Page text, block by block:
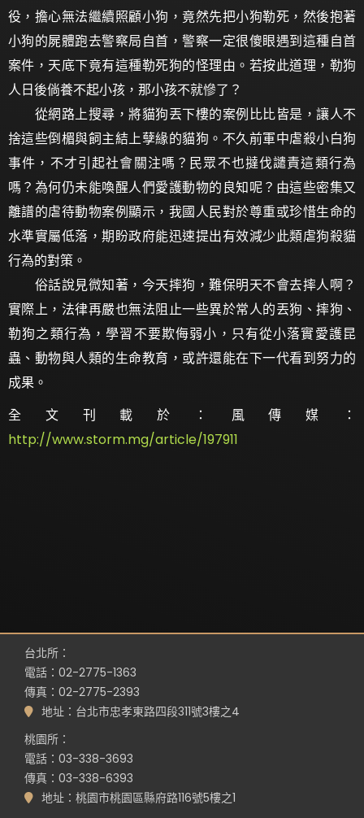
役，擔心無法繼續照顧小狗，竟然先把小狗勒死，然後抱著
小狗的屍體跑去警察局自首，警察一定很傻眼遇到這種自首
案件，天底下竟有這種勒死狗的怪理由。若按此道理，勒狗
人日後倘養不起小孩，那小孩不就慘了？
從網路上搜尋，將貓狗丟下樓的案例比比皆是，讓人不
捨這些倒楣與飼主結上孽緣的貓狗。不久前軍中虐殺小白狗
事件，不才引起社會關注嗎？民眾不也撻伐譴責這類行為
嗎？為何仍未能喚醒人們愛護動物的良知呢？由這些密集又
離譜的虐待動物案例顯示，我國人民對於尊重或珍惜生命的
水準實屬低落，期盼政府能迅速提出有效減少此類虐狗殺貓
行為的對策。
俗話說見微知著，今天摔狗，難保明天不會去摔人啊？
實際上，法律再嚴也無法阻止一些異於常人的丟狗、摔狗、
勒狗之類行為，學習不要欺侮弱小，只有從小落實愛護昆
蟲、動物與人類的生命教育，或許還能在下一代看到努力的
成果。
全文刊載於：風傳媒：
http://www.storm.mg/article/197911
台北所：
電話：02-2775-1363
傳真：02-2775-2393
地址：台北市忠孝東路四段311號3樓之4
桃園所：
電話：03-338-3693
傳真：03-338-6393
地址：桃園市桃園區縣府路116號5樓之1